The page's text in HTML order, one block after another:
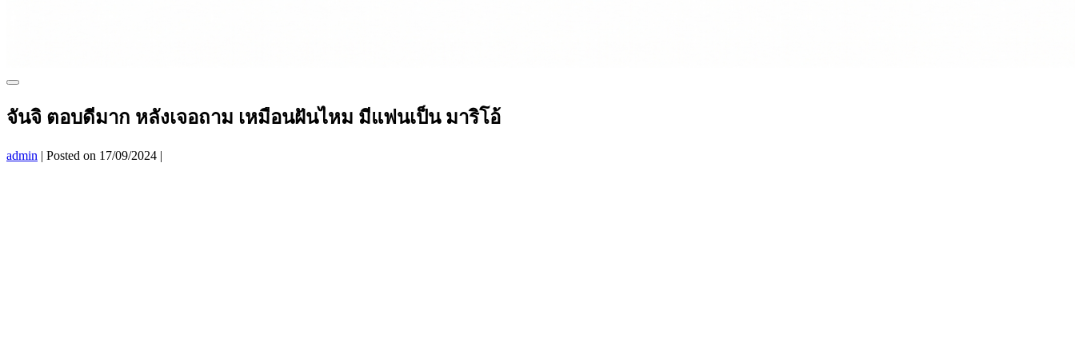
Menu
จันจิ ตอบดีมาก หลังเจอถาม เหมือนฝันไหม มีแฟนเป็น มาริโอ้
admin | Posted on 17/09/2024 |